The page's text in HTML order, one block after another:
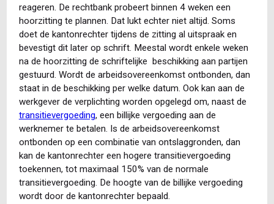
reageren. De rechtbank probeert binnen 4 weken een
hoorzitting te plannen. Dat lukt echter niet altijd. Soms
doet de kantonrechter tijdens de zitting al uitspraak en
bevestigt dit later op schrift. Meestal wordt enkele weken
na de hoorzitting de schriftelijke beschikking aan partijen
gestuurd. Wordt de arbeidsovereenkomst ontbonden, dan
staat in de beschikking per welke datum. Ook kan aan de
werkgever de verplichting worden opgelegd om, naast de
transitievergoeding, een billijke vergoeding aan de
werknemer te betalen. Is de arbeidsovereenkomst
ontbonden op een combinatie van ontslaggronden, dan
kan de kantonrechter een hogere transitievergoeding
toekennen, tot maximaal 150% van de normale
transitievergoeding. De hoogte van de billijke vergoeding
wordt door de kantonrechter bepaald.